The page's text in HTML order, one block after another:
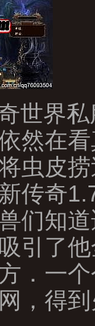
世界私
然在
虫皮
传奇
们知
引了
．一
，得